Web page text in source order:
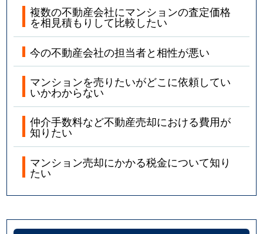
複数の不動産会社にマンションの査定価格
を相見積もりして比較したい
今の不動産会社の担当者と相性が悪い
マンションを売りたいがどこに依頼してい
いかわからない
仲介手数料など不動産売却における費用が
知りたい
マンション売却にかかる税金について知り
たい